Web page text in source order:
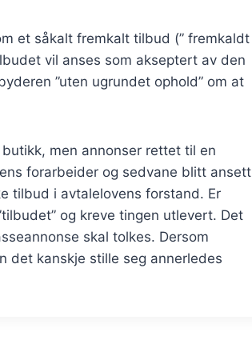
et såkalt fremkalt tilbud (” fremkaldt
vil anses som akseptert av den
”uten ugrundet ophold” om at
men annonser rettet til en
forarbeider og sedvane blitt ansett
tilbud i avtalelovens forstand. Er
og kreve tingen utlevert. Det
skal tolkes. Dersom
det kanskje stille seg annerledes